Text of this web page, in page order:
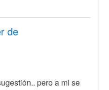
de
pero a mi se